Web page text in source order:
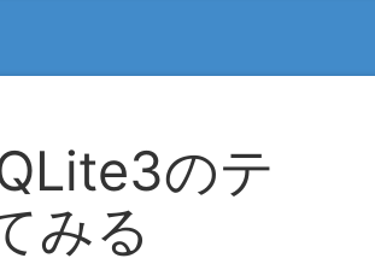
のテ
みる